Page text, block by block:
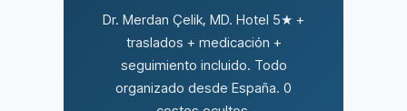
Dr. Merdan Çelik, MD. Hotel 5★ +
traslados + medicación +
seguimiento incluido. Todo
organizado desde España. 0